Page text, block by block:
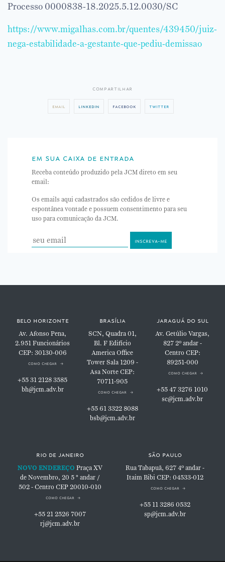
Processo 0000838-18.2025.5.12.0030/SC
https://www.migalhas.com.br/quentes/439450/juiz-
nega-estabilidade-a-gestante-que-pediu-demissao
compartilhar
email linkedin facebook twitter
em sua caixa de entrada
Receba conteúdo produzido pela JCM direto em seu
email:
Os emails aqui cadastrados são cedidos de livre e
espontânea vontade e possuem consentimento para seu
uso para comunicação da JCM.
belo horizonte
Av. Afonso Pena,
2.951Funcionários
CEP: 30130-006
como chegar
+55 31 2128 3585
bh@jcm.adv.br
brasília
SCN, Quadra 01,
Bl. FEdifício
America Office
TowerSala 1209 -
Asa NorteCEP:
70711-905
como chegar
+55 61 3322 8088
bsb@jcm.adv.br
jaraguá do sul
Av. Getúlio Vargas,
8272º andar -
Centro CEP:
89251-000
como chegar
+55 47 3276 1010
sc@jcm.adv.br
rio de janeiro
NOVO ENDEREÇO Praça XV
de Novembro, 20 5 ° andar /
502 - Centro CEP 20010-010
como chegar
+55 21 2526 7007
rj@jcm.adv.br
são paulo
Rua Tabapuã, 6274º andar -
Itaim BibiCEP: 04533-012
como chegar
+55 11 3286 0532
sp@jcm.adv.br